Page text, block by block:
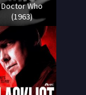
Doctor Who
(1963)